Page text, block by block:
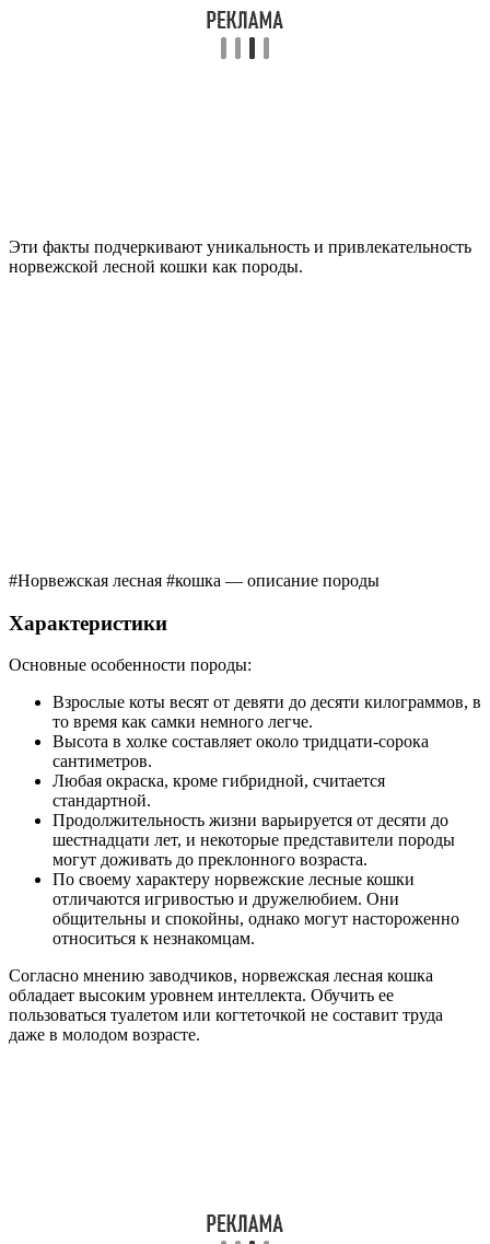
Эти факты подчеркивают уникальность и привлекательность
норвежской лесной кошки как породы.
#Норвежская лесная #кошка — описание породы
Характеристики
Основные особенности породы:
Взрослые коты весят от девяти до десяти килограммов, в
то время как самки немного легче.
Высота в холке составляет около тридцати-сорока
сантиметров.
Любая окраска, кроме гибридной, считается
стандартной.
Продолжительность жизни варьируется от десяти до
шестнадцати лет, и некоторые представители породы
могут доживать до преклонного возраста.
По своему характеру норвежские лесные кошки
отличаются игривостью и дружелюбием. Они
общительны и спокойны, однако могут настороженно
относиться к незнакомцам.
Согласно мнению заводчиков, норвежская лесная кошка
обладает высоким уровнем интеллекта. Обучить ее
пользоваться туалетом или когтеточкой не составит труда
даже в молодом возрасте.